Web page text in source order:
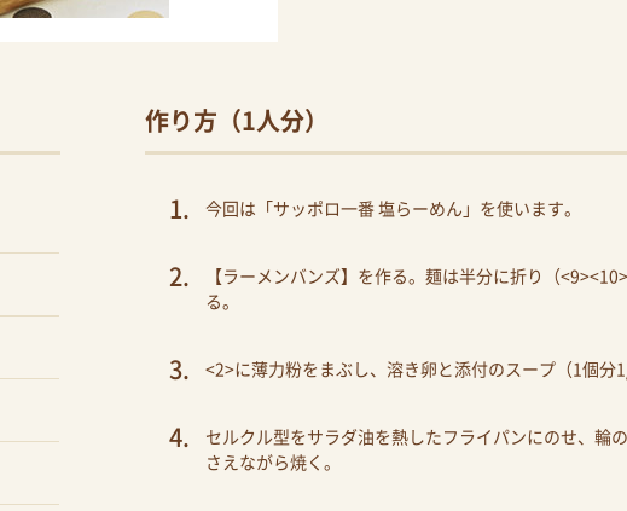
作り方（1人分）
今回は「サッポロ一番 塩らーめん」を使います。
【ラーメンバンズ】を作る。麺は半分に折り（
る。
<2>に薄力粉をまぶし、溶き卵と添付のスープ（1個分
セルクル型をサラダ油を熱したフライパンにのせ、輪
さえながら焼く。